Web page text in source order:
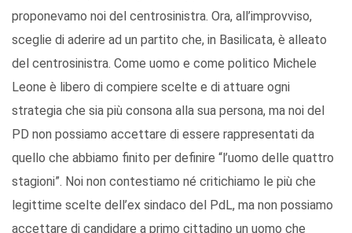
proponevamo noi del centrosinistra. Ora, all’improvviso,
sceglie di aderire ad un partito che, in Basilicata, è alleato
del centrosinistra. Come uomo e come politico Michele
Leone è libero di compiere scelte e di attuare ogni
strategia che sia più consona alla sua persona, ma noi del
PD non possiamo accettare di essere rappresentati da
quello che abbiamo finito per definire “l’uomo delle quattro
stagioni”. Noi non contestiamo né critichiamo le più che
legittime scelte dell’ex sindaco del PdL, ma non possiamo
accettare di candidare a primo cittadino un uomo che